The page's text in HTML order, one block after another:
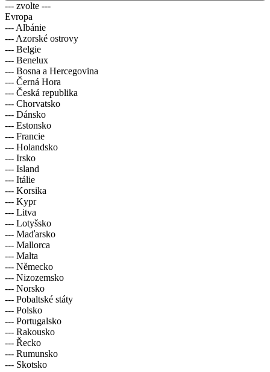
--- zvolte ---
Evropa
--- Albánie
--- Azorské ostrovy
--- Belgie
--- Benelux
--- Bosna a Hercegovina
--- Černá Hora
--- Česká republika
--- Chorvatsko
--- Dánsko
--- Estonsko
--- Francie
--- Holandsko
--- Irsko
--- Island
--- Itálie
--- Korsika
--- Kypr
--- Litva
--- Lotyšsko
--- Maďarsko
--- Mallorca
--- Malta
--- Německo
--- Nizozemsko
--- Norsko
--- Pobaltské státy
--- Polsko
--- Portugalsko
--- Rakousko
--- Řecko
--- Rumunsko
--- Skotsko